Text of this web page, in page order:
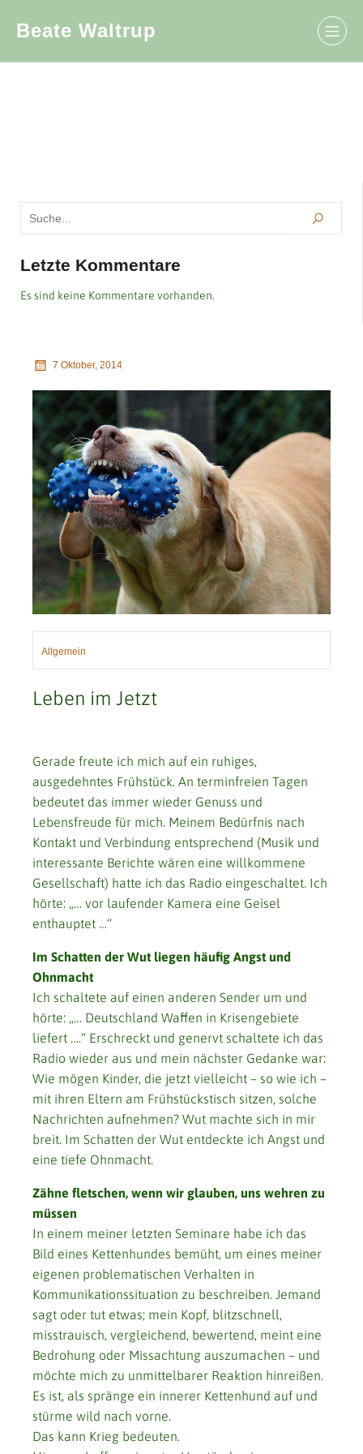
Beate Waltrup
Letzte Kommentare
Es sind keine Kommentare vorhanden.
7 Oktober, 2014
Allgemein
Leben im Jetzt
Gerade freute ich mich auf ein ruhiges,
ausgedehntes Frühstück. An terminfreien Tagen
bedeutet das immer wieder Genuss und
Lebensfreude für mich. Meinem Bedürfnis nach
Kontakt und Verbindung entsprechend (Musik und
interessante Berichte wären eine willkommene
Gesellschaft) hatte ich das Radio eingeschaltet. Ich
hörte: „… vor laufender Kamera eine Geisel
enthauptet …“
Im Schatten der Wut liegen häufig Angst und
Ohnmacht
Ich schaltete auf einen anderen Sender um und
hörte: „… Deutschland Waffen in Krisengebiete
liefert ….“ Erschreckt und genervt schaltete ich das
Radio wieder aus und mein nächster Gedanke war:
Wie mögen Kinder, die jetzt vielleicht – so wie ich –
mit ihren Eltern am Frühstückstisch sitzen, solche
Nachrichten aufnehmen? Wut machte sich in mir
breit. Im Schatten der Wut entdeckte ich Angst und
eine tiefe Ohnmacht.
Zähne fletschen, wenn wir glauben, uns wehren zu
müssen
In einem meiner letzten Seminare habe ich das
Bild eines Kettenhundes bemüht, um eines meiner
eigenen problematischen Verhalten in
Kommunikationssituation zu beschreiben. Jemand
sagt oder tut etwas; mein Kopf, blitzschnell,
misstrauisch, vergleichend, bewertend, meint eine
Bedrohung oder Missachtung auszumachen – und
möchte mich zu unmittelbarer Reaktion hinreißen.
Es ist, als spränge ein innerer Kettenhund auf und
stürme wild nach vorne.
Das kann Krieg bedeuten.